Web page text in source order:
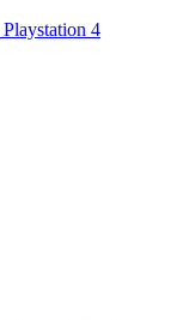
Playstation 4